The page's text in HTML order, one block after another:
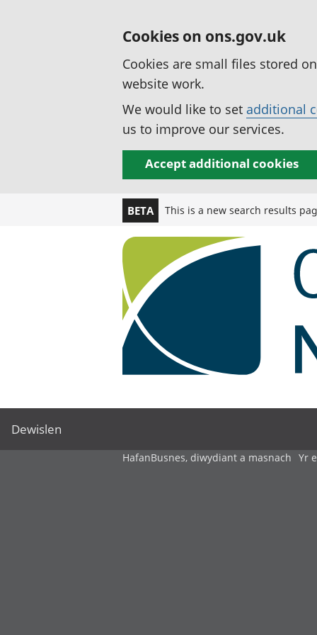
Cookies on ons.gov.uk
Cookies are small files stored
website work.
We would like to set additional
us to improve our services.
Accept additional cookies
BETA This is a new search results
Dewislen
HafanBusnes, diwydiant a masnach Yr